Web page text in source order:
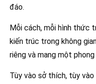
đáo.
Mỗi cách, mỗi hình thức
kiến trúc trong không
riêng và mang một
Tùy vào sở thích, tùy